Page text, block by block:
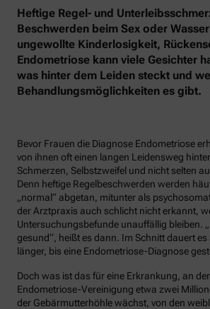
Heftige Regel- und
Beschwerden beim Sex oder
ungewollte Kinderlosigkeit,
Endometriose kann viele Gesichter
was hinter dem Leiden steckt und
Behandlungsmöglichkeiten es gibt.
Bevor Frauen die Diagnose Endometriose
von ihnen oft einen langen Leidensweg
Schmerzen, Selbstzweifel und nicht selten
Denn heftige Regelbeschwerden werden
„normal“ abgetan, mitunter als
der Arztpraxis auch schlicht nicht erkannt,
Untersuchungsbefunde unauffällig bleiben.
gesund“, heißt es dann. Im Schnitt dauert
länger, bis eine Endometriose-Diagnose
Doch was ist das für eine Erkrankung, an
Endometriose-Vereinigung etwa zwei
der Gebärmutterhöhle wächst, von den